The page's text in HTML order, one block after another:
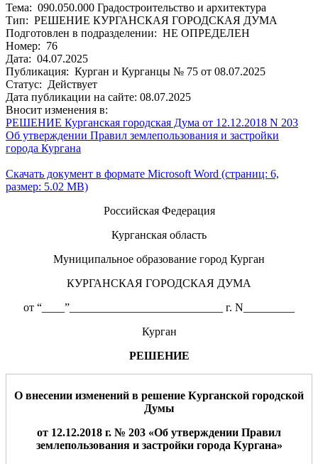
Тема: 090.050.000 Градостроительство и архитектура
Тип: РЕШЕНИЕ КУРГАНСКАЯ ГОРОДСКАЯ ДУМА
Подготовлен в подразделении: НЕ ОПРЕДЕЛЕН
Номер: 76
Дата: 04.07.2025
Публикация: Курган и Курганцы № 75 от 08.07.2025
Статус: Действует
Дата публикации на сайте: 08.07.2025
Вносит изменения в:
РЕШЕНИЕ Курганская городская Дума от 12.12.2018 N 203
Об утверждении Правил землепользования и застройки
города Кургана
Скачать документ в формате Microsoft Word (страниц: 6,
размер: 5.02 MB)
Российская Федерация
Курганская область
Муниципальное образование город Курган
КУРГАНСКАЯ ГОРОДСКАЯ ДУМА
от “____”___________________________ г. N_________
Курган
РЕШЕНИЕ
О внесении изменений в решение Курганской городской
Думы
от 12.12.2018 г. № 203 «Об утверждении Правил
землепользования и застройки города Кургана»